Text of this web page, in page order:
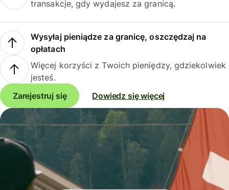
transakcje, gdy wydajesz za granicą.
Wysyłaj pieniądze za granicę, oszczędzaj na
opłatach
Więcej korzyści z Twoich pieniędzy, gdziekolwiek
jesteś.
Zarejestruj się
Dowiedz się więcej